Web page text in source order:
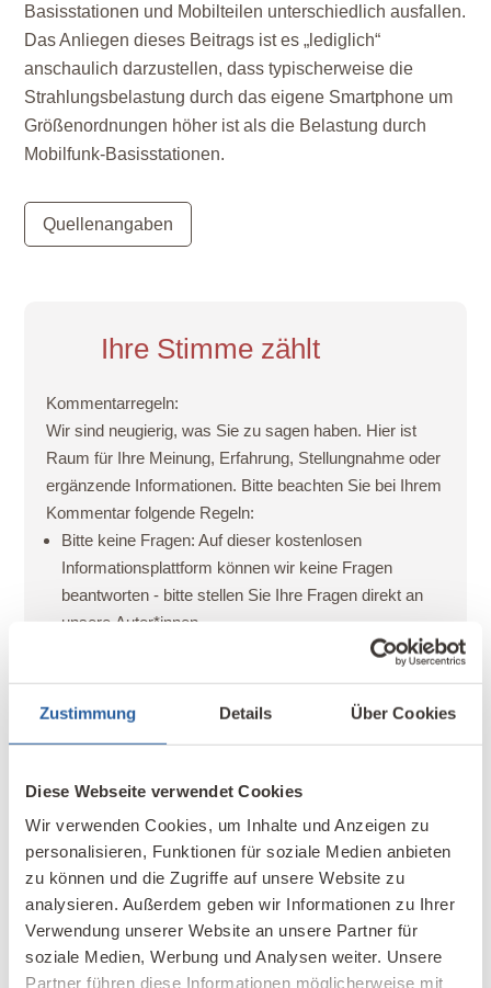
Zustimmung Details Über Cookies
Diese Webseite verwendet Cookies
Wir verwenden Cookies, um Inhalte und Anzeigen zu
personalisieren, Funktionen für soziale Medien anbieten
zu können und die Zugriffe auf unsere Website zu
analysieren. Außerdem geben wir Informationen zu Ihrer
Verwendung unserer Website an unsere Partner für
soziale Medien, Werbung und Analysen weiter. Unsere
Partner führen diese Informationen möglicherweise mit
Basisstationen und Mobilteilen unterschiedlich ausfallen.
Das Anliegen dieses Beitrags ist es „lediglich“
anschaulich darzustellen, dass typischerweise die
Strahlungsbelastung durch das eigene Smartphone um
Größenordnungen höher ist als die Belastung durch
Mobilfunk-Basisstationen.
Quellenangaben
Ihre Stimme zählt
Kommentarregeln:
Wir sind neugierig, was Sie zu sagen haben. Hier ist
Raum für Ihre Meinung, Erfahrung, Stellungnahme oder
ergänzende Informationen. Bitte beachten Sie bei Ihrem
Kommentar folgende Regeln:
Bitte keine Fragen: Auf dieser kostenlosen
Informationsplattform können wir keine Fragen
beantworten - bitte stellen Sie Ihre Fragen direkt an
unsere Autor*innen
Gerne können Sie auf Ihre
aufmerksam machen.
Deine E-Mail-Adresse wird nicht veröffentlicht.
Ihr Kommentar - bitte berücksichtigen Sie unsere
Kommentarregeln